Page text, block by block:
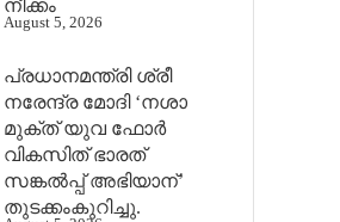
നീക്കം
August 5, 2026
പ്രധാനമന്ത്രി ശ്രീ
നരേന്ദ്ര മോദി ‘നശാ
മുക്ത് യുവ ഫോർ
വികസിത് ഭാരത്
സങ്കൽപ്പ് അഭിയാന്’
തുടക്കംകുറിച്ചു.